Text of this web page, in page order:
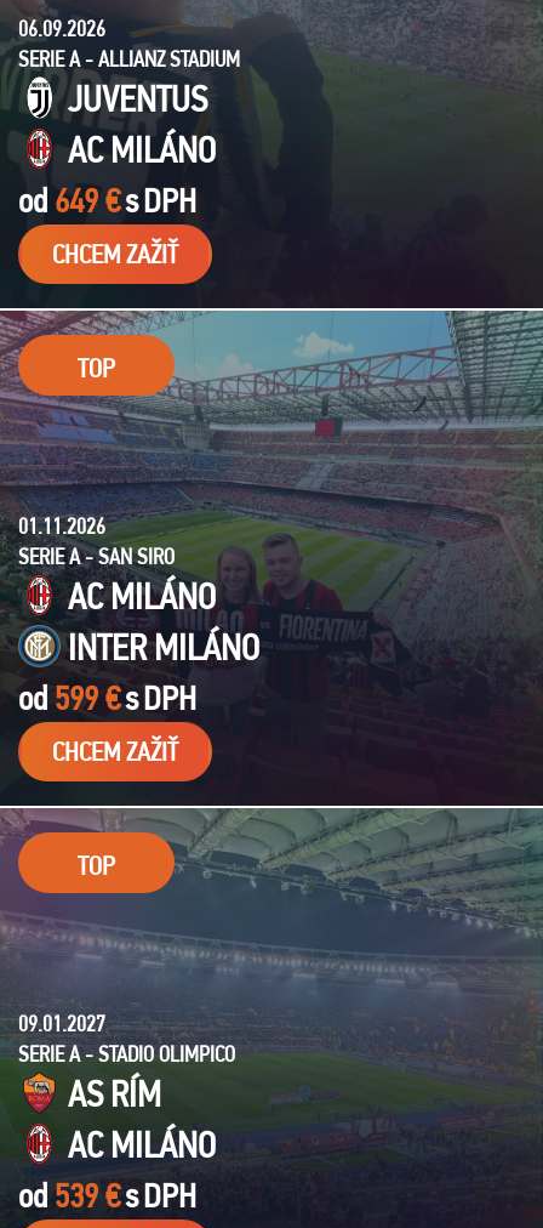
06.09.2026
SERIE A - ALLIANZ STADIUM
JUVENTUS
AC MILÁNO
od 649 €sDPH
CHCEM ZAŽIŤ
TOP
01.11.2026
SERIE A - SAN SIRO
AC MILÁNO
INTER MILÁNO
od 599 €sDPH
CHCEM ZAŽIŤ
TOP
09.01.2027
SERIE A - STADIO OLIMPICO
AS RÍM
AC MILÁNO
od539 €sDPH